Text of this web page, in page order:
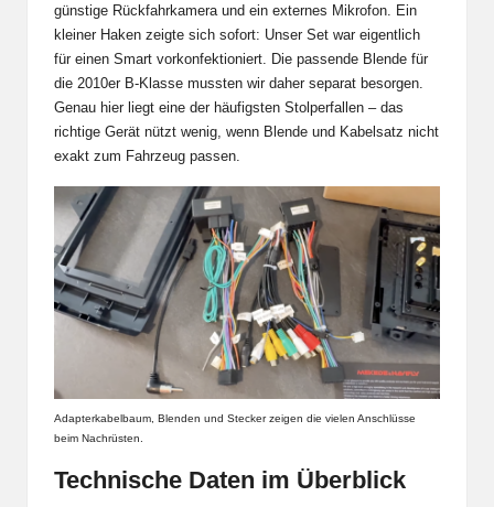
günstige Rückfahrkamera und ein externes Mikrofon. Ein
kleiner Haken zeigte sich sofort: Unser Set war eigentlich
für einen Smart vorkonfektioniert. Die passende Blende für
die 2010er B-Klasse mussten wir daher separat besorgen.
Genau hier liegt eine der häufigsten Stolperfallen – das
richtige Gerät nützt wenig, wenn Blende und Kabelsatz nicht
exakt zum Fahrzeug passen.
Adapterkabelbaum, Blenden und Stecker zeigen die vielen Anschlüsse
beim Nachrüsten.
Technische Daten im Überblick